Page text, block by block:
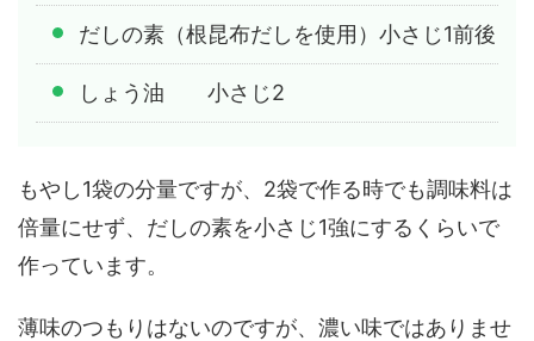
だしの素（根昆布だしを使用）小さじ1前後
しょう油 小さじ2
もやし1袋の分量ですが、2袋で作る時でも調味料は
倍量にせず、だしの素を小さじ1強にするくらいで
作っています。
薄味のつもりはないのですが、濃い味ではありませ